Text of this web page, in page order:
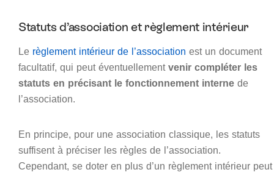
Statuts d’association et règlement intérieur
Le règlement intérieur de l’association est un document
facultatif, qui peut éventuellementvenir compléter les
statuts en précisant le fonctionnement interne de
l’association.
En principe, pour une association classique, les statuts
suffisent à préciser les règles de l’association.
Cependant, se doter en plus d’un règlement intérieur peut